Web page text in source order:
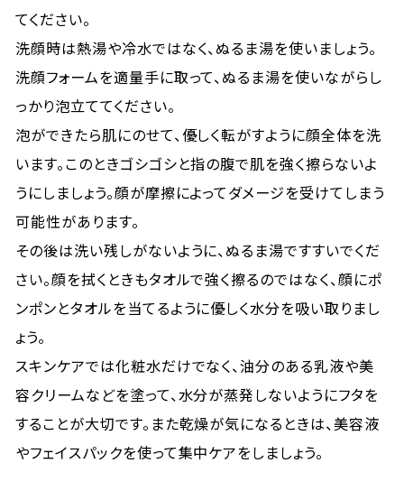
てください。
洗顔時は熱湯や冷水ではなく、ぬるま湯を使いましょう。
洗顔フォームを適量手に取って、ぬるま湯を使いながらし
っかり泡立ててください。
泡ができたら肌にのせて、優しく転がすように顔全体を洗
います。このときゴシゴシと指の腹で肌を強く擦らないよ
うにしましょう。顔が摩擦によってダメージを受けてしまう
可能性があります。
その後は洗い残しがないように、ぬるま湯ですすいでくだ
さい。顔を拭くときもタオルで強く擦るのではなく、顔にポ
ンポンとタオルを当てるように優しく水分を吸い取りまし
ょう。
スキンケアでは化粧水だけでなく、油分のある乳液や美
容クリームなどを塗って、水分が蒸発しないようにフタを
することが大切です。また乾燥が気になるときは、美容液
やフェイスパックを使って集中ケアをしましょう。